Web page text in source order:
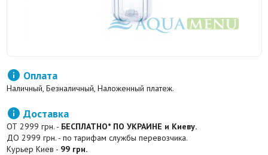
 Оплата
Наличный, Безналичный, Наложенный платеж.
 Доставка
ОТ 2999 грн. - БЕСПЛАТНО* ПО УКРАИНЕ и Киеву.
ДО 2999 грн. - по тарифам службы перевозчика.
Курьер Киев - 99 грн.